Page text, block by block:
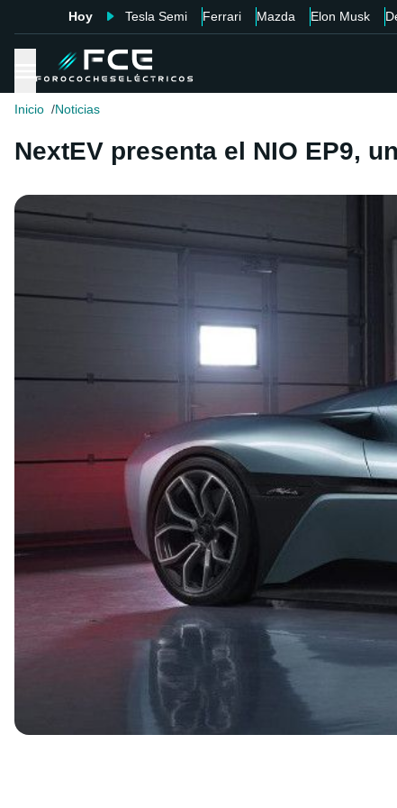
Hoy Tesla Semi Ferrari Mazda Elon Musk
Inicio Noticias
NextEV presenta el NIO EP9,